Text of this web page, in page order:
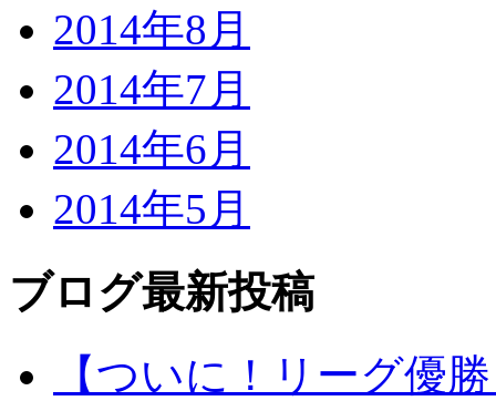
2014年8月
2014年7月
2014年6月
2014年5月
ブログ最新投稿
【ついに！リーグ優